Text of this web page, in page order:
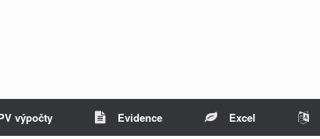
výpočty Evidence Excel